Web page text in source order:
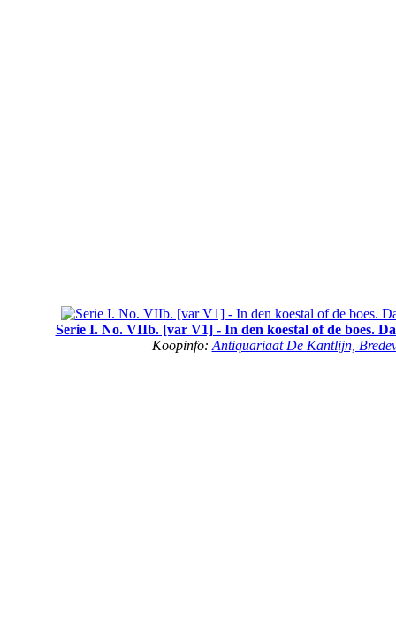
Serie I. No. VIIb. [var V1] - In den koestal of de boes.
Koopinfo: Antiquariaat De Kantlijn,